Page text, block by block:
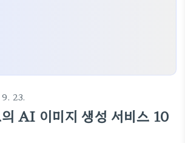
23.
AI 이미지 생성 서비스 10